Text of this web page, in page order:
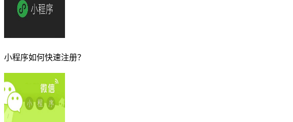
小程序如何快速注册？